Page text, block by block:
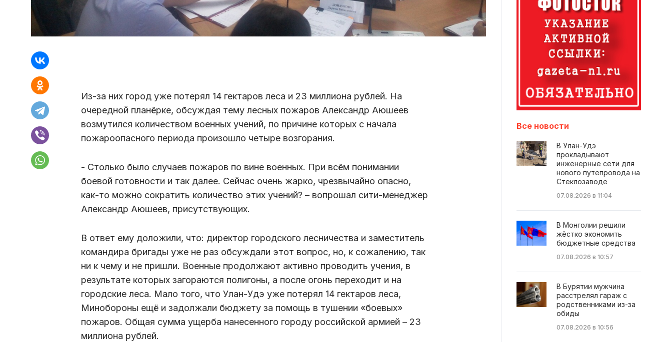
Из-за них город уже потерял 14 гектаров леса и 23 миллиона рублей. На
очередной планёрке, обсуждая тему лесных пожаров Александр Аюшеев
возмутился количеством военных учений, по причине которых с начала
пожароопасного периода произошло четыре возгорания.
- Столько было случаев пожаров по вине военных. При всём понимании
боевой готовности и так далее. Сейчас очень жарко, чрезвычайно опасно,
как-то можно сократить количество этих учений? – вопрошал сити-менеджер
Александр Аюшеев, присутствующих.
В ответ ему доложили, что: директор городского лесничества и заместитель
командира бригады уже не раз обсуждали этот вопрос, но, к сожалению, так
ни к чему и не пришли. Военные продолжают активно проводить учения, в
результате которых загораются полигоны, а после огонь переходит и на
городские леса. Мало того, что Улан-Удэ уже потерял 14 гектаров леса,
Минобороны ещё и задолжали бюджету за помощь в тушении «боевых»
пожаров. Общая сумма ущерба нанесенного городу российской армией – 23
миллиона рублей.
Все новости
В Улан-Удэ
прокладывают
инженерные сети для
нового путепровода на
Стеклозаводе
07.08.2026 в 11:04
В Монголии решили
жёстко экономить
бюджетные средства
07.08.2026 в 10:57
В Бурятии мужчина
расстрелял гараж с
родственниками из-за
обиды
07.08.2026 в 10:56